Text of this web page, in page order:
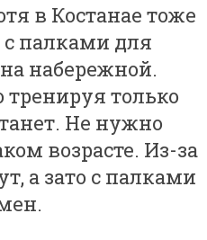
в Костанае тоже
палками для
набережной.
тренируя только
Не нужно
возрасте. Из-за
а зато с палками